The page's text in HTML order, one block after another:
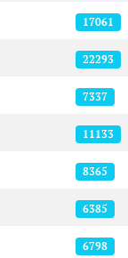
17061
22293
7337
11133
8365
6385
6798